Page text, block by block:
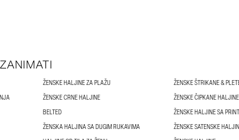
ŽENSKE HALJINE ZA PLAŽU
ŽENSKE ŠTRIKANE &
ŽENSKE CRNE HALJINE
ŽENSKE ČIPKANE HALJINE
BELTED
ŽENSKE HALJINE SA
ŽENSKA HALJINA SA DUGIM RUKAVIMA
ŽENSKE SATENSKE